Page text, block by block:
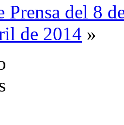
Prensa del 8
de 2014 »